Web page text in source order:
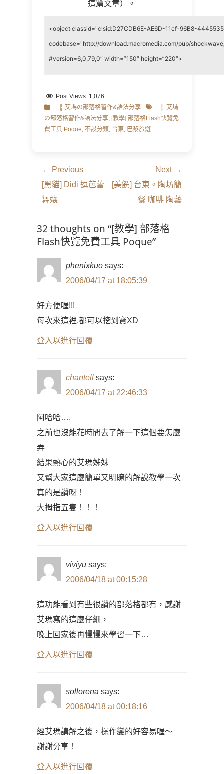
這篇文章）。
<object classid="clsid:D27CDB6E-AE6D-11cf-96B8-
codebase="http://download.macromedia.com/pub/
#version=6,0,79,0″ width=”150″ height=”220″>
Post Views: 1,076
Categories
╠ 艾瑪の部落格習作&語法分享 Tags ╠ 艾瑪
の部落格習作&語法分享, [教學] 部落格Flash快覽免
費工具 Poque, 不設分類, 台東, 巴黎旅遊
文
章
導
覽
← Previous
Previous
post:
[黑貓] Didi 逗芭蕾
舞孃
Next →
Next
[美饌] 台東。陶坊簡
餐 咖啡 陶藝
32 thoughts on “[教學] 部落格
Flash快覽免費工具 Poque”
phenixkuo says:
2006/04/17 at 18:05:39
好方便喔!!!
每次來這裡.都可以挖到寶XD
登入以進行回覆
chantell says:
2006/04/17 at 22:46:33
阿哈哈….
之前也沒能花時間去了解一下這個要怎麼
弄
結果熱心的艾瑪姊妹
又幫大家這麼簡單又明瞭的解說教學一次
真的是讚呀！
大拇指五隻！！！
登入以進行回覆
viviyu says:
2006/04/18 at 00:15:28
這功能看到有些很讚的部落格都有，感謝
艾瑪寫的這麼仔細，
晚上回家後再慢慢來學習一下…
登入以進行回覆
sollorena says:
2006/04/18 at 00:18:16
經艾瑪講解之後，操作變的好容易喔～
謝謝分享！
登入以進行回覆